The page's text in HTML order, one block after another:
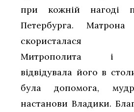
при кожній нагоді
Петербурга. Матрона
скористалася
Митрополита і
відвідувала його в
була допомога,
настанови Владики.